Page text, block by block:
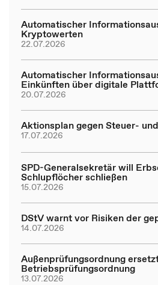
Automatischer
Kryptowerten
22.07.2026
Automatischer
Einkünften über digitale
20.07.2026
Aktionsplan gegen Steuer-
17.07.2026
SPD-Generalsekretär will
Schlupflöcher schließen
15.07.2026
DStV warnt vor Risiken der
14.07.2026
Außenprüfungsordnung
Betriebsprüfungsordnung
13.07.2026